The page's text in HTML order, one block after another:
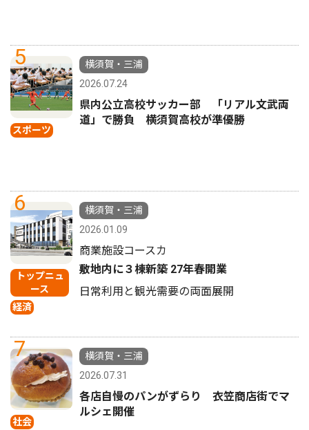
5
スポーツ
横須賀・三浦
2026.07.24
県内公立高校サッカー部 「リアル文武両
道」で勝負 横須賀高校が準優勝
6
トップニュ
ース
経済
横須賀・三浦
2026.01.09
商業施設コースカ
敷地内に３棟新築 27年春開業
日常利用と観光需要の両面展開
7
社会
横須賀・三浦
2026.07.31
各店自慢のパンがずらり 衣笠商店街でマ
ルシェ開催